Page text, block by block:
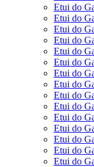
Etui do
Etui do
Etui do
Etui do
Etui do
Etui do
Etui do
Etui do
Etui do
Etui do
Etui do
Etui do
Etui do
Etui do
Etui do